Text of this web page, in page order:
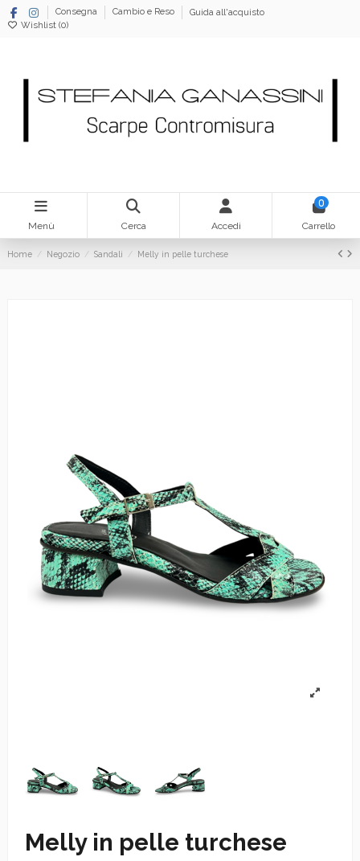
Consegna Cambio e Reso
Guida all'acquisto
Wishlist (0)
Menù Cerca Accedi
0
Carrello
Home Negozio Sandali Melly in pelle turchese
Melly in pelle turchese